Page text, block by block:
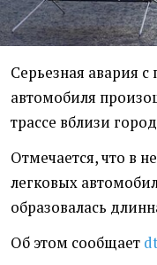
Серьезная авария
автомобиля
трассе вблизи
Отмечается, что в
легковых
образовалась
Об этом сообщает